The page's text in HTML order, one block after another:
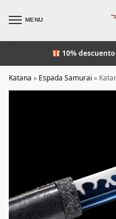
MENU
10% descuento
Katana » Espada Samurai »